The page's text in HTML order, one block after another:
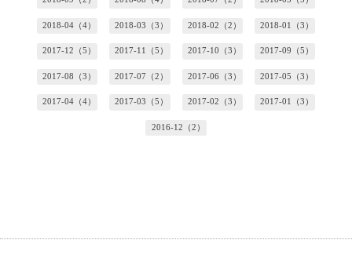
2018-04（4） 2018-03（3） 2018-02（2） 2018-01（3）
2017-12（5） 2017-11（5） 2017-10（3） 2017-09（5）
2017-08（3） 2017-07（2） 2017-06（3） 2017-05（3）
2017-04（4） 2017-03（5） 2017-02（3） 2017-01（3）
2016-12（2）